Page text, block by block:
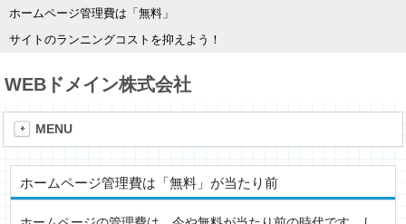
ホームページ管理費は「無料」
サイトのランニングコストを抑えよう！
WEBドメイン株式会社
MENU
ホームページ管理費は「無料」が当たり前